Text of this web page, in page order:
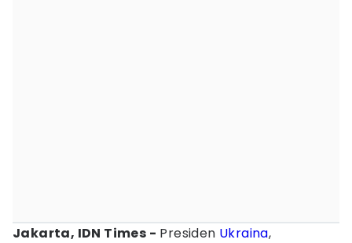
Jakarta, IDN Times - Presiden Ukraina,